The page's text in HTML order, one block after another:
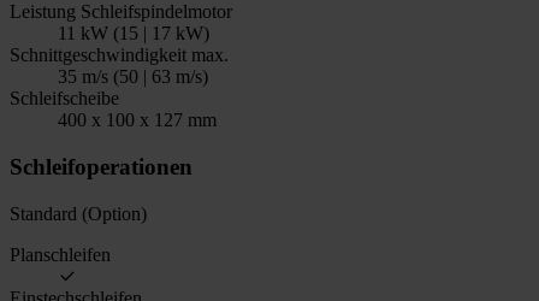
Leistung Schleifspindelmotor
11 kW (15 | 17 kW)
Schnittgeschwindigkeit max.
35 m/s (50 | 63 m/s)
Schleifscheibe
400 x 100 x 127 mm
Schleifoperationen
Standard (Option)
Planschleifen